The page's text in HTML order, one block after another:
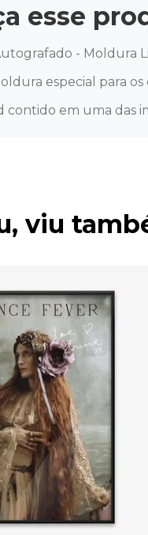
esse
- Moldura
especial para
contido em uma das
viu